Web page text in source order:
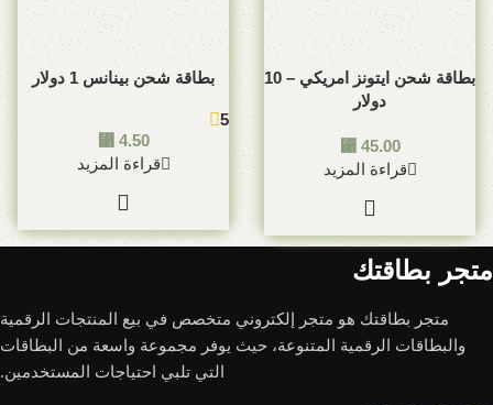
بطاقة شحن ايتونز امريكي – 10
دولار
⃁ 45.00
قراءة المزيد
بطاقة شحن بينانس 1 دولار
5
⃁ 4.50
قراءة المزيد
متجر بطاقتك
متجر بطاقتك هو متجر إلكتروني متخصص في بيع المنتجات الرقمية
والبطاقات الرقمية المتنوعة، حيث يوفر مجموعة واسعة من البطاقات
التي تلبي احتياجات المستخدمين.